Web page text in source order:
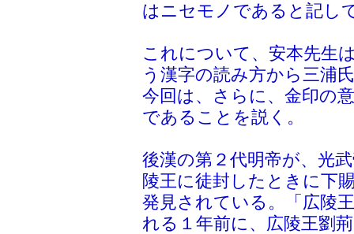
はニセモノであると記し
これについて、安本先生
う漢字の読み方から三浦
今回は、さらに、金印の
であることを説く。
後漢の第２代明帝が、光
陵王に徒封したときに下
発見されている。「広陵
れる１年前に、広陵王劉